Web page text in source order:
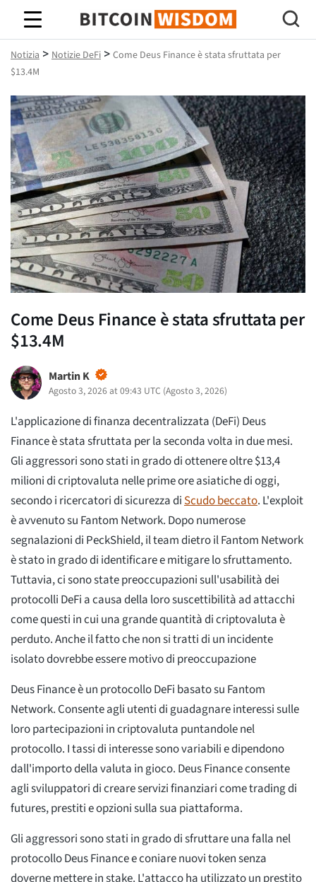
Saggezza Bitcoin
Notizia > Notizie DeFi > Come Deus Finance è stata sfruttata per
$13.4M
Come Deus Finance è stata sfruttata per
$13.4M
Martin K
Agosto 3, 2026 at 09:43 UTC (Agosto 3, 2026)
L'applicazione di finanza decentralizzata (DeFi) Deus
Finance è stata sfruttata per la seconda volta in due mesi.
Gli aggressori sono stati in grado di ottenere oltre $13,4
milioni di criptovaluta nelle prime ore asiatiche di oggi,
secondo i ricercatori di sicurezza di Scudo beccato. L'exploit
è avvenuto su Fantom Network. Dopo numerose
segnalazioni di PeckShield, il team dietro il Fantom Network
è stato in grado di identificare e mitigare lo sfruttamento.
Tuttavia, ci sono state preoccupazioni sull'usabilità dei
protocolli DeFi a causa della loro suscettibilità ad attacchi
come questi in cui una grande quantità di criptovaluta è
perduto. Anche il fatto che non si tratti di un incidente
isolato dovrebbe essere motivo di preoccupazione
Deus Finance è un protocollo DeFi basato su Fantom
Network. Consente agli utenti di guadagnare interessi sulle
loro partecipazioni in criptovaluta puntandole nel
protocollo. I tassi di interesse sono variabili e dipendono
dall'importo della valuta in gioco. Deus Finance consente
agli sviluppatori di creare servizi finanziari come trading di
futures, prestiti e opzioni sulla sua piattaforma.
Gli aggressori sono stati in grado di sfruttare una falla nel
protocollo Deus Finance e coniare nuovi token senza
doverne mettere in stake. L'attacco ha utilizzato un prestito